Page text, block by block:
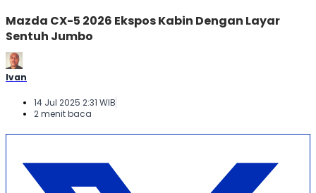
Mazda CX-5 2026 Ekspos Kabin Dengan Layar
Sentuh Jumbo
Ivan
14 Jul 2025 2:31 WIB
2 menit baca